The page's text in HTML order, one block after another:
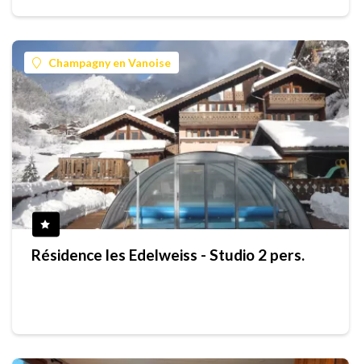
Champagny en Vanoise
Résidence les Edelweiss - Studio 2 pers.